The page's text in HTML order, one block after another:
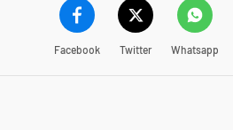
Facebook Twitter Whatsapp